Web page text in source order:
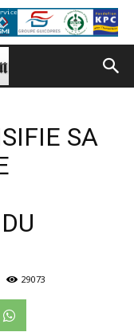
SA
29073